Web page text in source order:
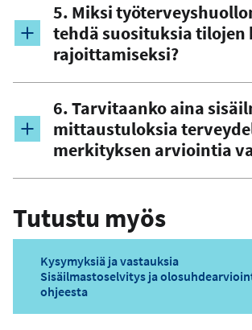
5. Miksi
tehdä suosituksia tilojen
rajoittamiseksi?
6. Tarvitaanko aina
mittaustuloksia
merkityksen arviointia
Tutustu myös
Kysymyksiä ja vastauksia
Sisäilmastoselvitys ja
ohjeesta